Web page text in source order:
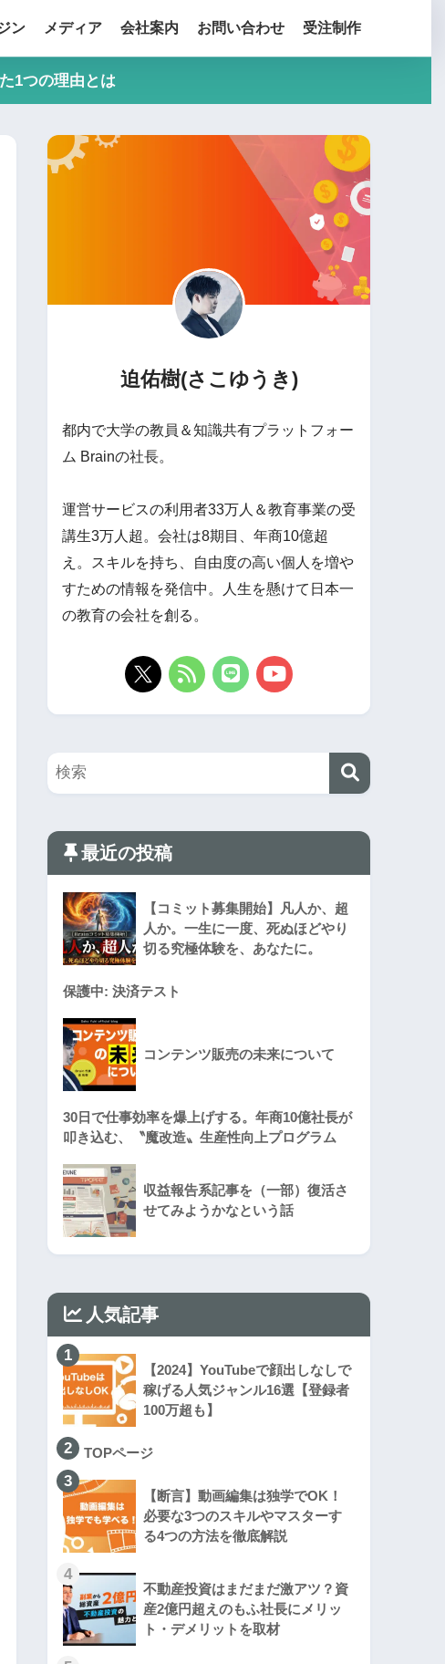
ン メディア 会社案内 お問い合わせ 受注制作
1つの理由とは
迫佑樹(さこゆうき)
都内で大学の教員＆知識共有プラットフォー
ム Brainの社長。
運営サービスの利用者33万人＆教育事業の受
講生3万人超。会社は8期目、年商10億超
え。スキルを持ち、自由度の高い個人を増や
すための情報を発信中。人生を懸けて日本一
の教育の会社を創る。
最近の投稿
【コミット募集開始】凡人か、超
人か。一生に一度、死ぬほどやり
切る究極体験を、あなたに。
保護中: 決済テスト
コンテンツ販売の未来について
30日で仕事効率を爆上げする。年商10億社長が
叩き込む、〝魔改造〟生産性向上プログラム
収益報告系記事を（一部）復活さ
せてみようかなという話
人気記事
1
【2024】YouTubeで顔出しなしで
稼げる人気ジャンル16選【登録者
100万超も】
2 TOPページ
3
【断言】動画編集は独学でOK！
必要な3つのスキルやマスターす
る4つの方法を徹底解説
4
不動産投資はまだまだ激アツ？資
産2億円超えのもふ社長にメリッ
ト・デメリットを取材